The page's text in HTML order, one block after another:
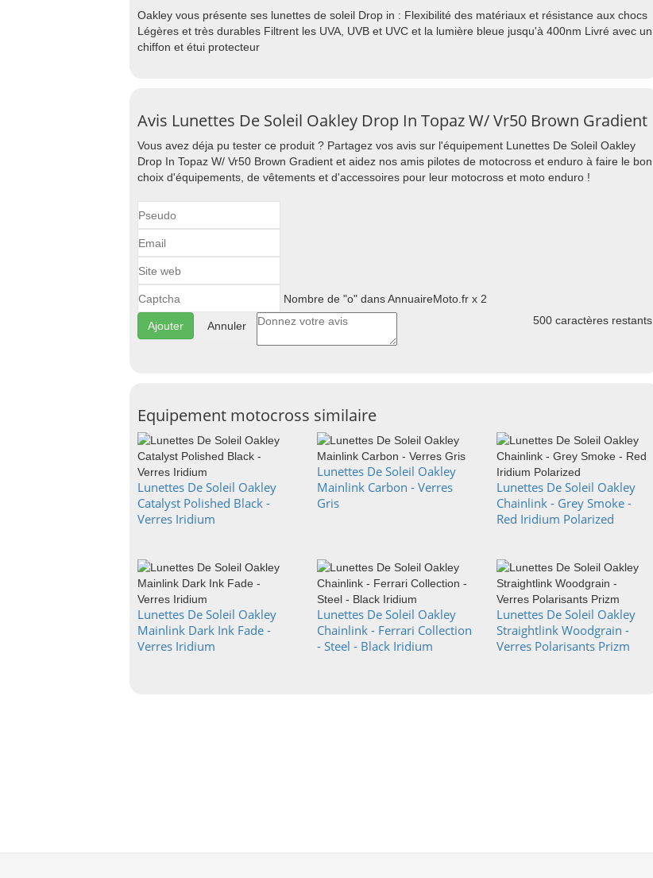
Oakley vous présente ses lunettes de soleil Drop in : Flexibilité des matériaux et résistance aux chocs
Légères et très durables Filtrent les UVA, UVB et UVC et la lumière bleue jusqu'à 400nm Livré avec un
chiffon et étui protecteur
Avis Lunettes De Soleil Oakley Drop In Topaz W/ Vr50 Brown Gradient
Vous avez déja pu tester ce produit ? Partagez vos avis sur l'équipement Lunettes De Soleil Oakley
Drop In Topaz W/ Vr50 Brown Gradient et aidez nos amis pilotes de motocross et enduro à faire le bon
choix d'équipements, de vêtements et d'accessoires pour leur motocross et moto enduro !
Nombre de "o" dans AnnuaireMoto.fr x 2
Annuler 500 caractères restants
Equipement motocross similaire
Lunettes De Soleil Oakley
Catalyst Polished Black -
Verres Iridium
Lunettes De Soleil Oakley
Mainlink Carbon - Verres
Gris
Lunettes De Soleil Oakley
Chainlink - Grey Smoke -
Red Iridium Polarized
Lunettes De Soleil Oakley
Mainlink Dark Ink Fade -
Verres Iridium
Lunettes De Soleil Oakley
Chainlink - Ferrari Collection
- Steel - Black Iridium
Lunettes De Soleil Oakley
Straightlink Woodgrain -
Verres Polarisants Prizm